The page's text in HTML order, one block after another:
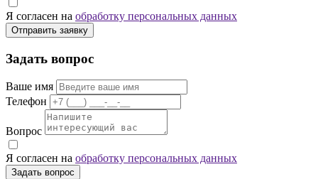
Я согласен на обработку персональных данных
Отправить заявку
Задать вопрос
Ваше имя
Телефон
Вопрос
Я согласен на обработку персональных данных
Задать вопрос